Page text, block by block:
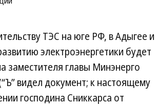
ТЭС на юге РФ, в Адыгее и
электроэнергетики будет
заместителя главы Минэнерго
видел документ; к настоящему
господина Сниккарса от